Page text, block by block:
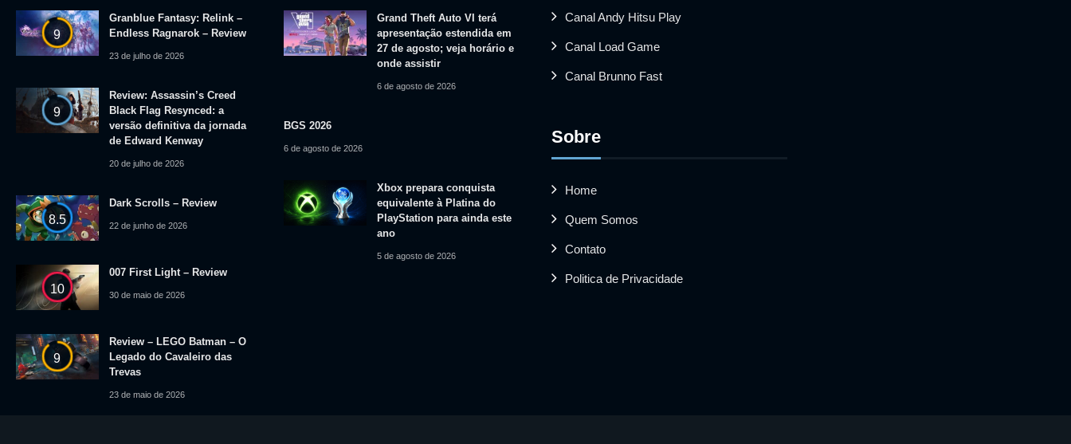
9
Granblue Fantasy: Relink –
Endless Ragnarok – Review
23 de julho de 2026
9
Review: Assassin’s Creed
Black Flag Resynced: a
versão definitiva da jornada
de Edward Kenway
20 de julho de 2026
8.5
Dark Scrolls – Review
22 de junho de 2026
10
007 First Light – Review
30 de maio de 2026
9
Review – LEGO Batman – O
Legado do Cavaleiro das
Trevas
23 de maio de 2026
Grand Theft Auto VI terá
apresentação estendida em
27 de agosto; veja horário e
onde assistir
6 de agosto de 2026
BGS 2026
6 de agosto de 2026
Xbox prepara conquista
equivalente à Platina do
PlayStation para ainda este
ano
5 de agosto de 2026
Canal Andy Hitsu Play
Canal Load Game
Canal Brunno Fast
Sobre
Home
Quem Somos
Contato
Politica de Privacidade